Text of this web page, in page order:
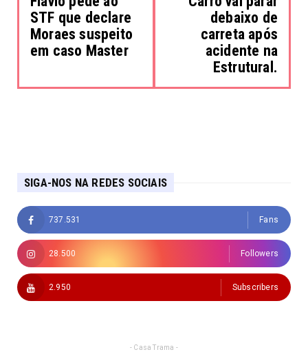
STF que declare
Moraes suspeito
em caso Master
debaixo de
carreta após
acidente na
Estrutural.
SIGA-NOS NA REDES SOCIAIS
737.531 Fans
28.500 Followers
2.950 Subscribers
- Casa Trama -